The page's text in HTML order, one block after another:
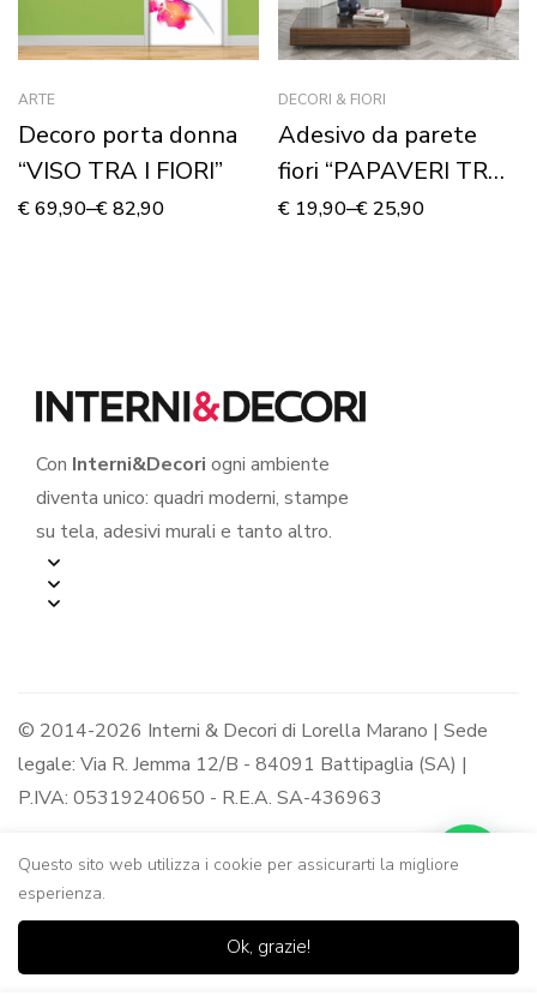
ARTE
Decoro porta donna
“VISO TRA I FIORI”
€69,90–€82,90
DECORI & FIORI
Adesivo da parete
fiori “PAPAVERI TRA
SPIGHE”
€ 19,90–€ 25,90
Con Interni&Decori ogni ambiente
diventa unico: quadri moderni, stampe
su tela, adesivi murali e tanto altro.
© 2014-2026 Interni & Decori di Lorella Marano | Sede
legale: Via R. Jemma 12/B - 84091 Battipaglia (SA) |
P.IVA: 05319240650 - R.E.A. SA-436963
Questo sito web utilizza i cookie per assicurarti la migliore
esperienza.
Ok, grazie!
Casa Negozio
0
Lista dei Carrello Ricerca